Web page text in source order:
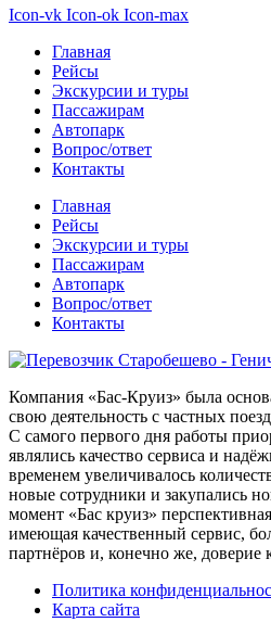
Icon-vk Icon-ok Icon-max
Главная
Рейсы
Экскурсии и туры
Пассажирам
Автопарк
Вопрос/ответ
Контакты
Главная
Рейсы
Экскурсии и туры
Пассажирам
Автопарк
Вопрос/ответ
Контакты
Компания «Бас-Круиз» была
свою деятельность с частных
С самого первого дня работы
являлись качество сервиса и
временем увеличивалось
новые сотрудники и закупались
момент «Бас круиз»
имеющая качественный сервис,
партнёров и, конечно же, доверие
Политика
Карта сайта